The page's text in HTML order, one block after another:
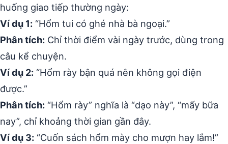
huống giao tiếp thường ngày:
Ví dụ 1: “Hổm tui có ghé nhà bà ngoại.”
Phân tích: Chỉ thời điểm vài ngày trước, dùng trong
câu kể chuyện.
Ví dụ 2: “Hổm rày bận quá nên không gọi điện
được.”
Phân tích: “Hổm rày” nghĩa là “dạo này”, “mấy bữa
nay”, chỉ khoảng thời gian gần đây.
Ví dụ 3: “Cuốn sách hổm mày cho mượn hay lắm!”